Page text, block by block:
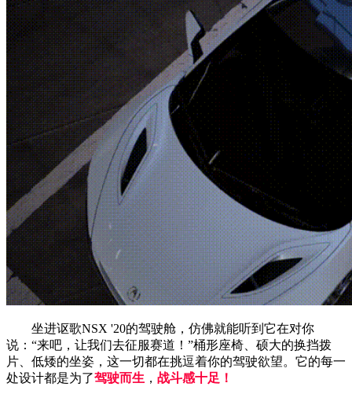
坐进讴歌NSX '20的驾驶舱，仿佛就能听到它在对你
说：“来吧，让我们去征服赛道！”桶形座椅、硕大的换挡拨
片、低矮的坐姿，这一切都在挑逗着你的驾驶欲望。它的每一
处设计都是为了驾驶而生 ， 战斗感十足！